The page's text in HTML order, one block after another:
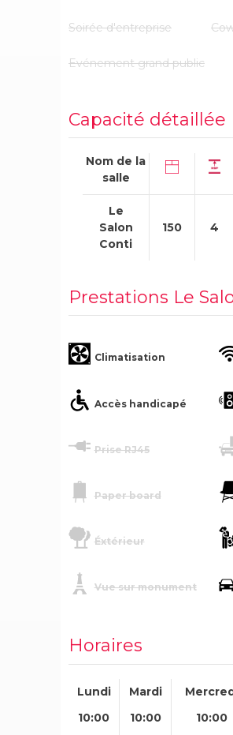
Soirée d'entreprise
Evénement grand public
Capacité détaillée
Nom de la
salle
Le
Salon
Conti
150 4
Prestations Le
Climatisation
Accès handicapé
Prise RJ45
Paper board
Éxtérieur
Vue sur monument
Horaires
Lundi Mardi
10:00
10:00 10:00